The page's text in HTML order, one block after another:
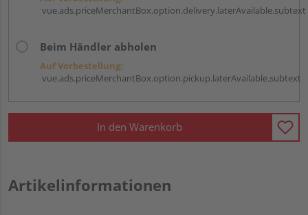
vue.ads.priceMerchantBox.option.delivery.laterAvailable.subtext
Beim Händler abholen
Auf Vorbestellung:
vue.ads.priceMerchantBox.option.pickup.laterAvailable.subtext
In den Warenkorb
Artikelinformationen